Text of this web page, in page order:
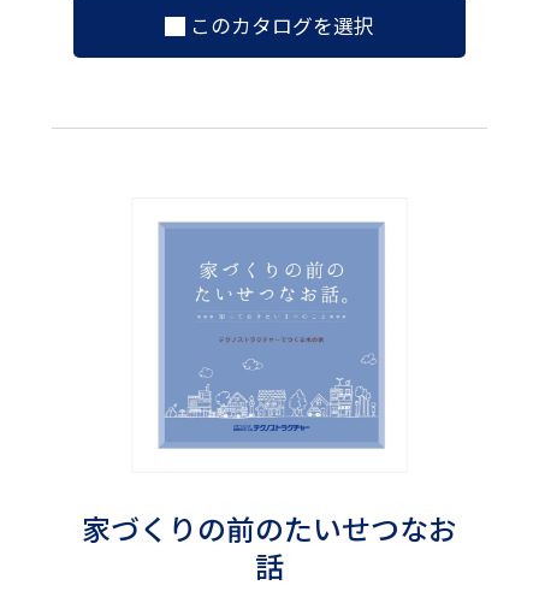
このカタログを選択
家づくりの前のたいせつなお
話